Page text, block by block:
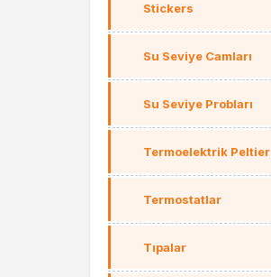
Stickers
Su Seviye Camları
Su Seviye Probları
Termoelektrik Peltier
Termostatlar
Tıpalar